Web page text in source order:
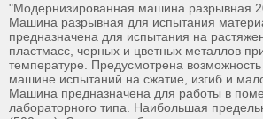
"Модернизированная машина разрывная
Машина разрывная для испытания
предназначена для испытания на
пластмасс, черных и цветных металлов
температуре. Предусмотрена
машине испытаний на сжатие, изгиб и
Машина предназначена для работы в
лабораторного типа. Наибольшая